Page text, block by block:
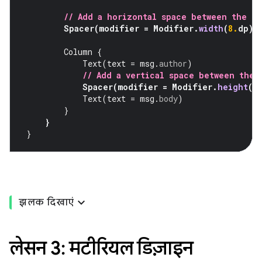
// Add a horizontal space between the
Spacer(modifier = Modifier.width(8. dp))
Column {
Text(text = msg .author)
// Add a vertical space between the
Spacer(modifier = Modifier. height(
Text(text = msg .body)
}
}
}
झलक दिखाएं
लेसन 3: मटीरियल डिज़ाइन